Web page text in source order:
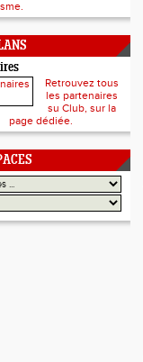
Retrouvez tous
les partenaires
su Club, sur la
page dédiée.